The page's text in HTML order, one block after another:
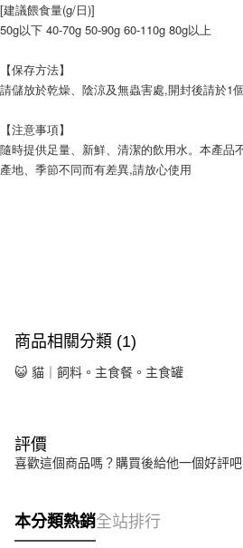
[建議餵食量(g/日)]
50g以下 40-70g 50-90g 60-110g 80g以上
【保存方法】
請儲放於乾燥、陰涼及無蟲害處,開封後請於1
【注意事項】
隨時提供足量、新鮮、清潔的飲用水。本產品
產地、季節不同而有差異,請放心使用
商品相關分類 (1)
😺 貓｜飼料。主食餐。主食罐
評價
喜歡這個商品嗎？購買後給他一個好評吧
本分類熱銷全站排行